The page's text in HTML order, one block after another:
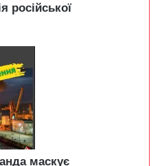
російської
маскує